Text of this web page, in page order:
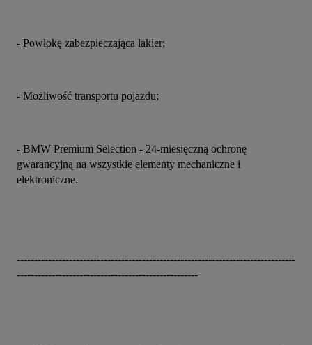
- Powłokę zabezpieczająca lakier;
- Możliwość transportu pojazdu;
- BMW Premium Selection - 24-miesięczną ochronę
gwarancyjną na wszystkie elementy mechaniczne i
elektroniczne.
--------------------------------------------------------------------------------
----------------------------------------------------